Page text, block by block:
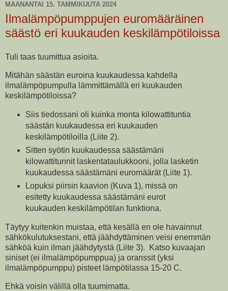
MAANANTAI 15. TAMMIKUUTA 2024
Ilmalämpöpumppujen euromääräinen
säästö eri kuukauden keskilämpötiloissa
Tuli taas tuumittua asioita.
Mitähän säästän euroina kuukaudessa kahdella
ilmalämpöpumpulla lämmittämällä eri kuukauden
keskilämpötiloissa?
Siis tiedossani oli kuinka monta kilowattituntia
säästän kuukaudessa eri kuukauden
keskilämpötiloilla (Liite 2).
Sitten syötin kuukaudessa säästämäni
kilowattitunnit laskentataulukkooni, jolla lasketin
kuukaudessa säästämäni euromäärät (Liite 1).
Lopuksi piirsin kaavion (Kuva 1), missä on
esitetty kuukaudessa säästämäni eurot
kuukauden keskilämpötilan funktiona.
Täytyy kuitenkin muistaa, että kesällä en ole havainnut
sähkökulutuksestani, että jäähdyttäminen veisi enemmän
sähköä kuin ilman jäähdytystä (Liite 3). Katso kuvaajan
siniset (ei ilmalämpöpumppua) ja oranssit (yksi
ilmalämpöpumppu) pisteet lämpötilassa 15-20 C.
Ehkä voisin välillä olla tuumimatta.